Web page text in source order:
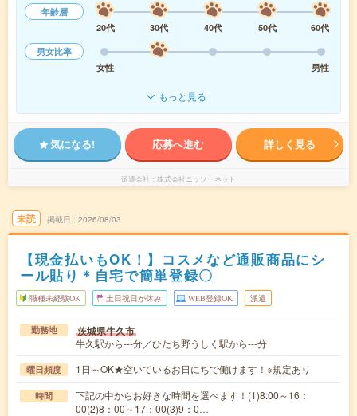
年齢層
20代
30代 40代 50代
60代
男女比率
女性
男性
もっと見る
気になる! 応募へ進む 詳しく見る
派遣会社 株式会社ニッソーネット
未読 掲載日 2026/08/03
【現金払いもOK！】コスメなど通販商品にシ
ール貼り＊自宅で簡単登録〇
職種未経験OK 土日祝日が休み WEB登録OK 派遣
勤務地 茨城県牛久市
牛久駅から---分／ひたち野うしく駅から---分
曜日頻度 1日～OK★空いているお日にちで働けます！※規定あり
時間
下記の中からお好きな時間を選べます！(1)8:00～16：
00(2)8：00～17：00(3)9：0…